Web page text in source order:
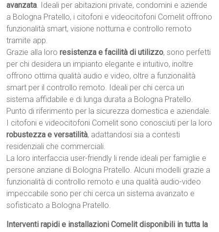
avanzata. Ideali per abitazioni private, condomini e aziende
a Bologna Pratello, i citofoni e videocitofoni Comelit offrono
funzionalità smart, visione notturna e controllo remoto
tramite app.
Grazie alla lororesistenza e facilità di utilizzo, sono perfetti
per chi desidera un impianto elegante e intuitivo, inoltre
offrono ottima qualità audio e video, oltre a funzionalità
smart per il controllo remoto. Ideali per chi cerca un
sistema affidabile e di lunga durata a Bologna Pratello.
Punto di riferimento per la sicurezza domestica e aziendale.
I citofoni e videocitofoni Comelit sono conosciuti per la loro
robustezza e versatilità, adattandosi sia a contesti
residenziali che commerciali.
La loro interfaccia user-friendly li rende ideali per famiglie e
persone anziane di Bologna Pratello. Alcuni modelli grazie a
funzionalità di controllo remoto e una qualità audio-video
impeccabile sono per chi cerca un sistema avanzato e
sofisticato a Bologna Pratello.
Interventi rapidi e installazioni Comelit disponibili in tutta la